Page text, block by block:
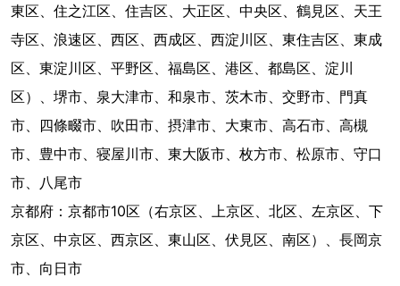
東区、住之江区、住吉区、大正区、中央区、鶴見区、天王
寺区、浪速区、西区、西成区、西淀川区、東住吉区、東成
区、東淀川区、平野区、福島区、港区、都島区、淀川
区）、堺市、泉大津市、和泉市、茨木市、交野市、門真
市、四條畷市、吹田市、摂津市、大東市、高石市、高槻
市、豊中市、寝屋川市、東大阪市、枚方市、松原市、守口
市、八尾市
京都府：京都市10区（右京区、上京区、北区、左京区、下
京区、中京区、西京区、東山区、伏見区、南区）、長岡京
市、向日市